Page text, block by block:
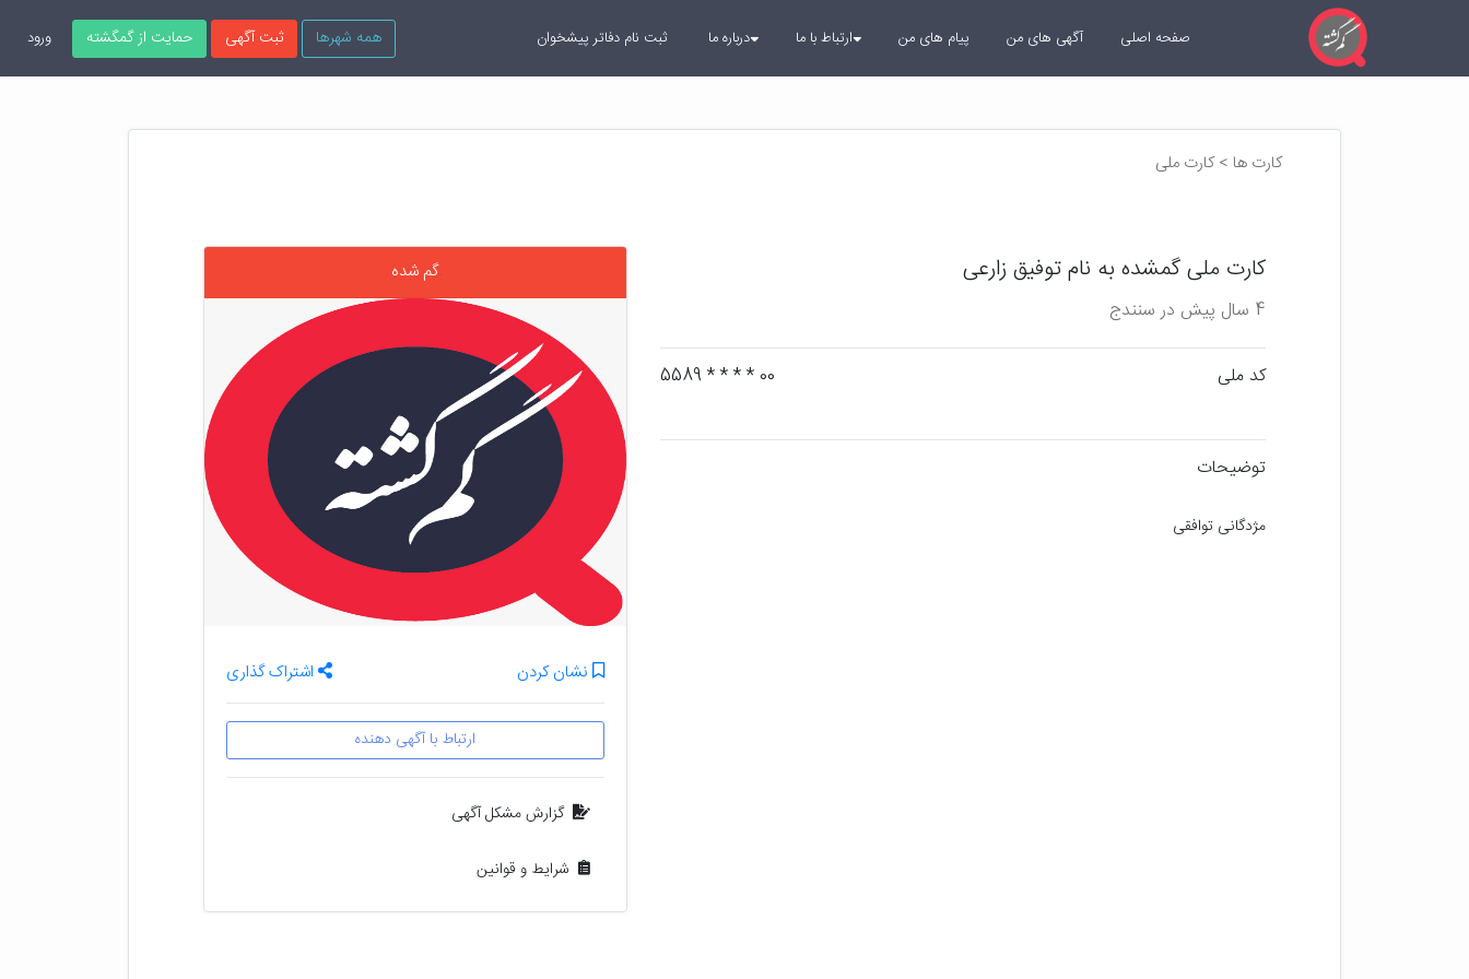
همه شهرها ثبت آگهی حمایت از گمگشته ورود صفحه اصلی آگهی های من پیام های من ارتباط با ما درباره ما ثبت نام دفاتر پیشخوان
کارت ها > کارت ملی
کارت ملی گمشده به نام توفیق زارعی
4 سال پیش در سنندج
کد ملی 00 * * * * 5589
توضیحات
مژدگانی توافقی
گم شده
نشان کردن اشتراک گذاری
ارتباط با آگهی دهنده
گزارش مشکل آگهی
شرایط و قوانین